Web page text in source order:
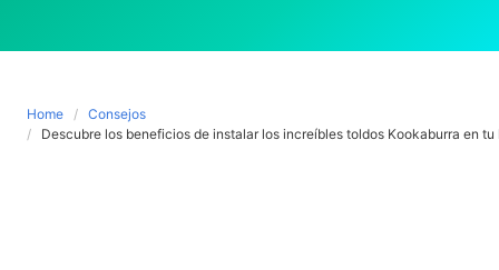
Home
Consejos
Descubre los beneficios de instalar los increíbles toldos Kookaburra en tu